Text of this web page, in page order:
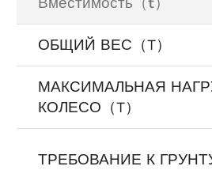
ОБЩИЙ ВЕС（T）
МАКСИМАЛЬНАЯ
КОЛЕСО（T）
ТРЕБОВАНИЕ К